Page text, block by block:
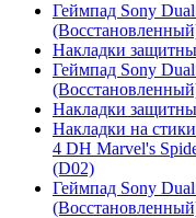
Геймпад Sony
Накладки
Геймпад Sony
Накладки
Накладки на
4 DH Marvel's
(D02)
Геймпад Sony